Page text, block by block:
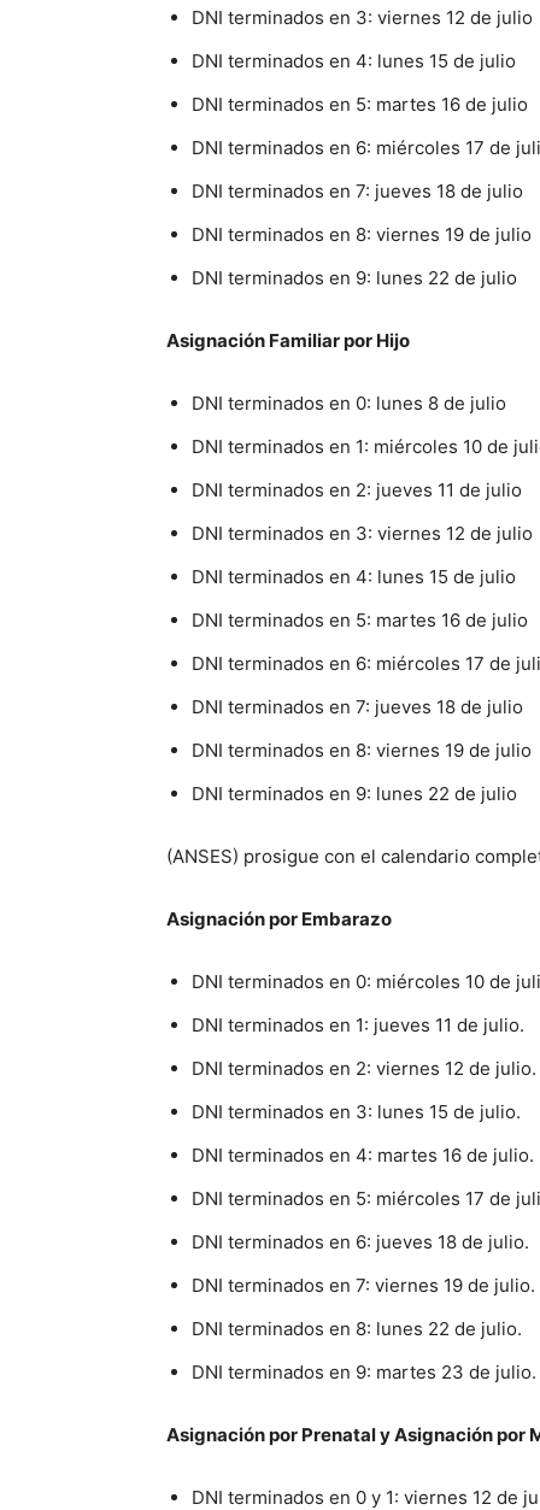
DNI terminados en 3: viernes 12 de julio
DNI terminados en 4: lunes 15 de julio
DNI terminados en 5: martes 16 de julio
DNI terminados en 6: miércoles 17 de
DNI terminados en 7: jueves 18 de julio
DNI terminados en 8: viernes 19 de julio
DNI terminados en 9: lunes 22 de julio
Asignación Familiar por Hijo
DNI terminados en 0: lunes 8 de julio
DNI terminados en 1: miércoles 10 de
DNI terminados en 2: jueves 11 de julio
DNI terminados en 3: viernes 12 de julio
DNI terminados en 4: lunes 15 de julio
DNI terminados en 5: martes 16 de julio
DNI terminados en 6: miércoles 17 de
DNI terminados en 7: jueves 18 de julio
DNI terminados en 8: viernes 19 de julio
DNI terminados en 9: lunes 22 de julio
(ANSES) prosigue con el calendario
Asignación por Embarazo
DNI terminados en 0: miércoles 10 de
DNI terminados en 1: jueves 11 de julio.
DNI terminados en 2: viernes 12 de julio.
DNI terminados en 3: lunes 15 de julio.
DNI terminados en 4: martes 16 de julio.
DNI terminados en 5: miércoles 17 de
DNI terminados en 6: jueves 18 de julio.
DNI terminados en 7: viernes 19 de julio.
DNI terminados en 8: lunes 22 de julio.
DNI terminados en 9: martes 23 de julio.
Asignación por Prenatal y Asignación por
DNI terminados en 0 y 1: viernes 12 de